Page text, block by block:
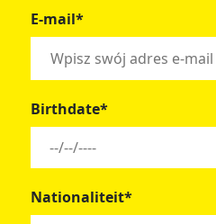
E-mail*
Birthdate*
Nationaliteit*